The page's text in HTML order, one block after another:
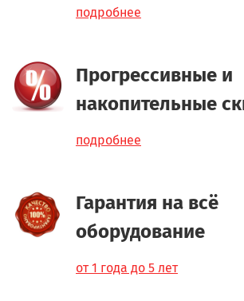
подробнее
Прогрессивные и
накопительные
подробнее
Гарантия на всё
оборудование
от 1 года до 5 лет